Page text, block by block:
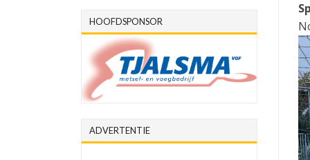
HOOFDSPONSOR
ADVERTENTIE